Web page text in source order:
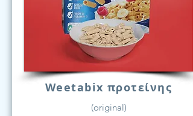
Weetabix προτείνης
(original)